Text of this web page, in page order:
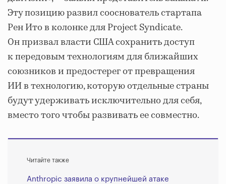
Эту позицию развил сооснователь стартапа
Рен Ито в колонке для Project Syndicate.
Он призвал власти США сохранить доступ
к передовым технологиям для ближайших
союзников и предостерег от превращения
ИИ в технологию, которую отдельные страны
будут удерживать исключительно для себя,
вместо того чтобы развивать ее совместно.
Читайте также
Anthropic заявила о крупнейшей атаке